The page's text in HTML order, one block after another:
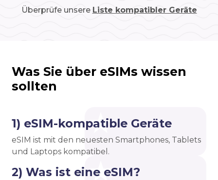
Überprüfe unsere Liste kompatibler Geräte
Was Sie über eSIMs wissen
sollten
1) eSIM-kompatible Geräte
eSIM ist mit den neuesten Smartphones, Tablets
und Laptops kompatibel.
2) Was ist eine eSIM?